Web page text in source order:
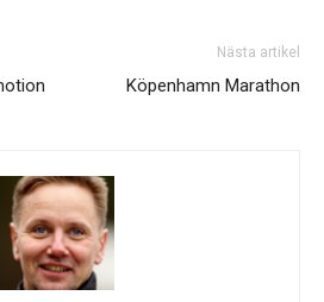
Nästa artikel
Köpenhamn Marathon